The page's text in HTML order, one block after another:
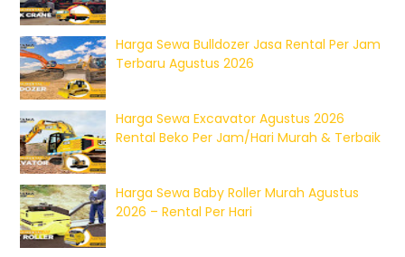
Harga Sewa Bulldozer Jasa Rental Per Jam
Terbaru Agustus 2026
Harga Sewa Excavator Agustus 2026
Rental Beko Per Jam/Hari Murah & Terbaik
Harga Sewa Baby Roller Murah Agustus
2026 – Rental Per Hari